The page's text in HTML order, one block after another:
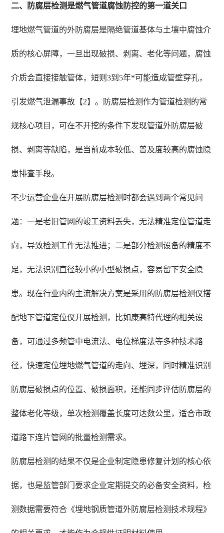
二、防腐层检测是燃气管道腐蚀防控的第一道关口
埋地燃气管道的外防腐层是隔绝管道基体与土壤中腐蚀介
质的核心屏障，一旦出现破损、剥离、老化等问题，腐蚀
介质会直接接触管体，短则3到5年*可能造成管壁穿孔，
引发燃气泄漏事故【2】。防腐层检测作为管道检测的常
规核心项目，可在不开挖的条件下发现管道外防腐层破
损、剥离等缺陷，是当前成本较低、普及度较高的腐蚀隐
患排查手段。
不少运营企业在开展防腐层检测时都会遇到两个常见问
题：一是老旧管网的竣工资料丢失，无法精准定位管道走
向，导致检测工作无法推进；二是部分检测设备的精度不
足，无法识别直径较小的小型破损点，容易留下安全隐
患。现在行业内的主流解决方案是采用的防腐层检测仪搭
配地下管道定位仪开展检测，比如康高特代理的相关设
备，可通过多频管中电流法、电位梯度法等多种技术路
径，快速定位埋地燃气管道的走向、埋深，同时精准识别
防腐层破损点的位置、破损面积，还能同步评估防腐层的
整体老化等级，单次检测覆盖长度可达数公里，适合市政
道路下连片管网的批量检测需求。
防腐层检测的结果不仅是企业制定隐患修复计划的核心依
据，也是监管部门要求企业定期提交的必备安全资料，检
测数据需要符合《埋地钢质管道外防腐层检测技术规程》